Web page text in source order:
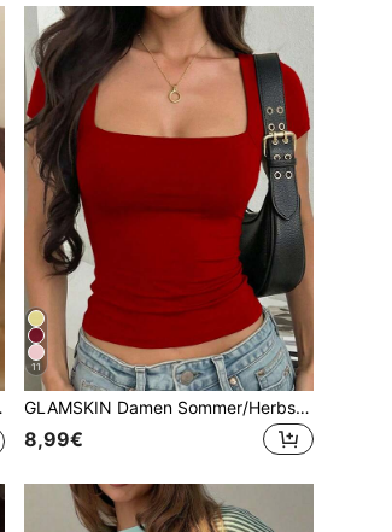
11
GLAMSKIN Damen Sommer/Herbst Basic einfarbiges quadratisches Ausschnitt Kurzarm Crop T-Shirt, Y2K sexy figurbetontes lässiges Top, tägliche Streetwear Rot
8,99€